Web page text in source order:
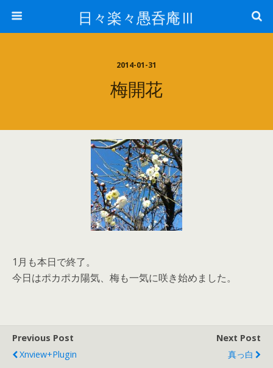
日々楽々愚呑庵Ⅲ
2014-01-31
梅開花
1月も本日で終了。
今日はポカポカ陽気、梅も一気に咲き始めました。
Previous Post
Xnview+plugin
Next Post
真っ白